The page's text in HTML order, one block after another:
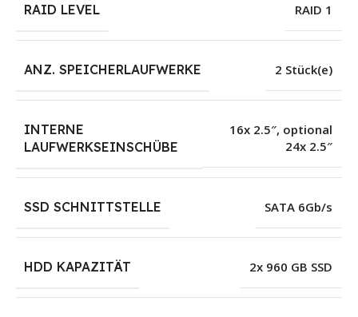
RAID LEVEL RAID 1
ANZ. SPEICHERLAUFWERKE 2 Stück(e)
INTERNE
LAUFWERKSEINSCHÜBE
16x 2.5″, optional
24x 2.5″
SSD SCHNITTSTELLE SATA 6Gb/s
HDD KAPAZITÄT 2x 960 GB SSD